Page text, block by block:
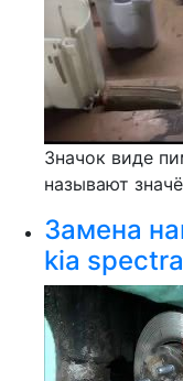
Значок виде
называют
Замена
kia spectra